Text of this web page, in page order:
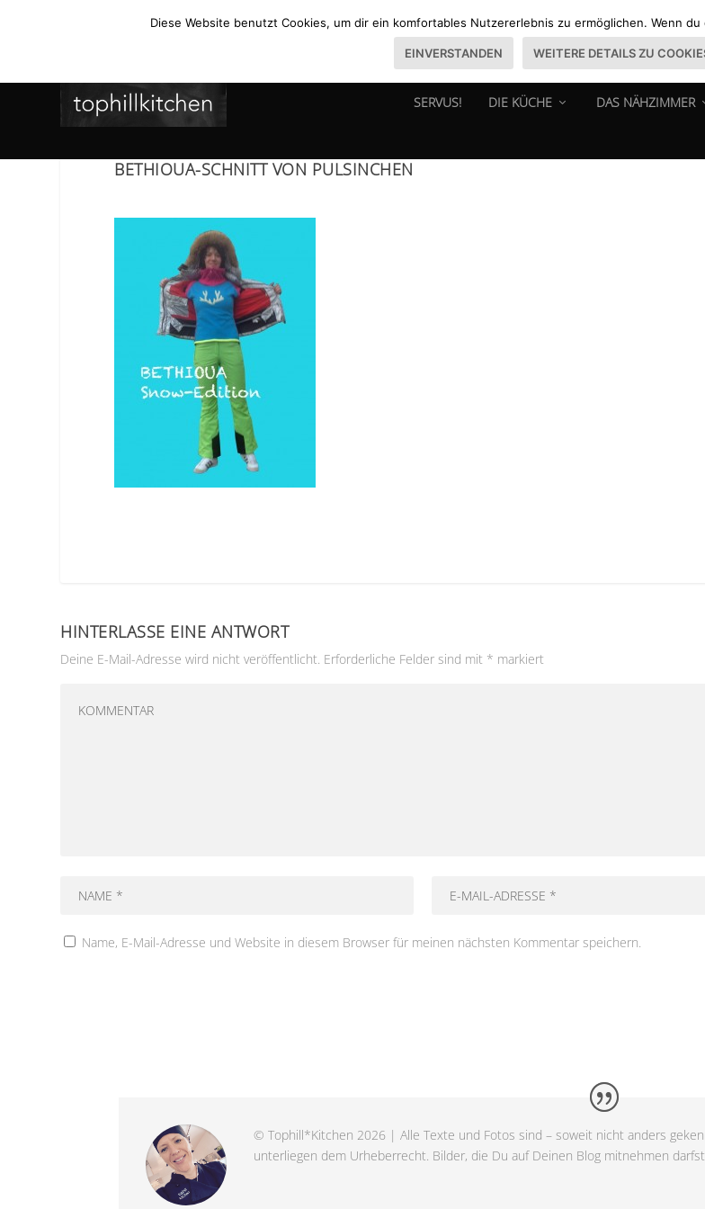
SERVUS! DIE KÜCHE DAS NÄHZIMMER
BETHIOUA-SCHNITT VON PULSINCHEN
HINTERLASSE EINE ANTWORT
Deine E-Mail-Adresse wird nicht veröffentlicht. Erforderliche Felder sind mit * markiert
Name, E-Mail-Adresse und Website in diesem Browser für meinen nächsten Kommentar speichern.
© Tophill*Kitchen 2026 | Alle Texte und Fotos sind – soweit nicht anders
unterliegen dem Urheberrecht. Bilder, die Du auf Deinen Blog mitnehmen
Diese Website benutzt Cookies, um dir ein komfortables Nutzererlebnis zu ermöglichen. Wenn
EINVERSTANDEN WEITERE DETAILS ZU